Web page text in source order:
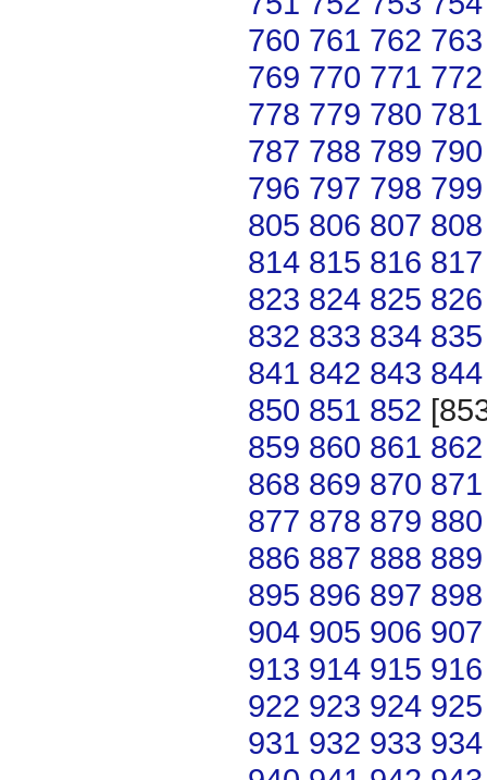
760 761 762 763
769 770 771 772
778 779 780 781
787 788 789 790
796 797 798 799
805 806 807 808
814 815 816 817
823 824 825 826
832 833 834 835
841 842 843 844
850 851 852
859 860 861 862
868 869 870 871
877 878 879 880
886 887 888 889
895 896 897 898
904 905 906 907
913 914 915 916
922 923 924 925
931 932 933 934